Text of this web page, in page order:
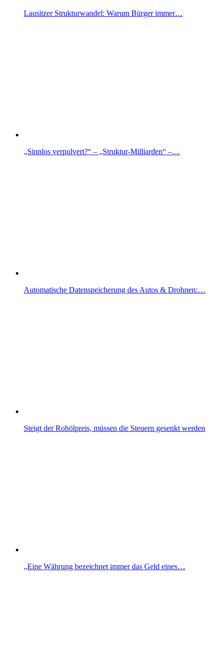
Lausitzer Strukturwandel: Warum Bürger immer…
„Sinnlos verpulvert?“ – „Struktur-Milliarden“ –…
Automatische Datenspeicherung des Autos & Drohnen:…
Steigt der Rohölpreis, müssen die Steuern gesenkt werden
„Eine Währung bezeichnet immer das Geld eines…